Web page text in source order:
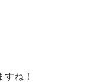
ね！